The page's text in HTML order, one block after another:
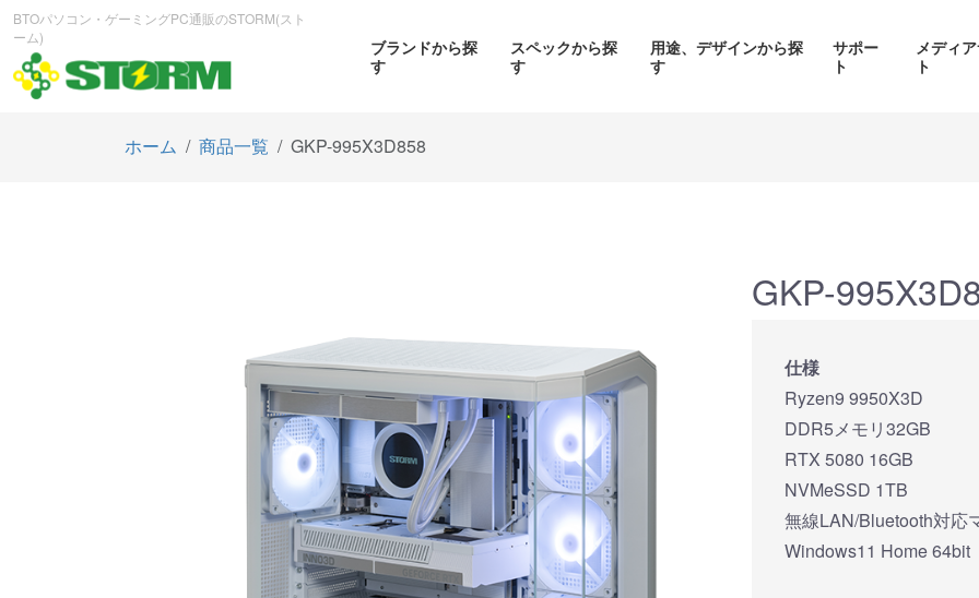
BTOパソコン・ゲーミングPC通販のSTORM(スト
ーム)
ブランドから探
す
スペックから探
す
用途、デザインから探
す
サポー
ト
メディ
ト
初心者の方、「どのPCを選
べばいいかわからない」そ
んな方にこそ選んでほし
い、エントリーモデルで
360mm簡易水冷と曲面
OLEDを搭載したハイエン
ドモデル。美しさと冷却性
能を兼ね備えた「流界2」
が、至高の空間を演出しま
す。
270°強化ガラスに黒パーツ
が鮮やかに映え、液晶簡易
水冷とラインLEDが重厚な
厳格な基準をクリ
「Powered By
モデル。世界を
MSIの最新パーツ
ゲーミングPC
商品をみる
大画面液晶、
曲面OLED簡易水冷搭載
PC
商品をみる
ピラーレスケース採用PC
商品を
ホーム 商品一覧 GKP-995X3D858
GKP-
仕様
Ryzen9 9950X3D
DDR5メモリ32GB
RTX 5080 16GB
NVMeSSD 1TB
無線LAN/Bluetooth対応
Windows11 Home 64bit